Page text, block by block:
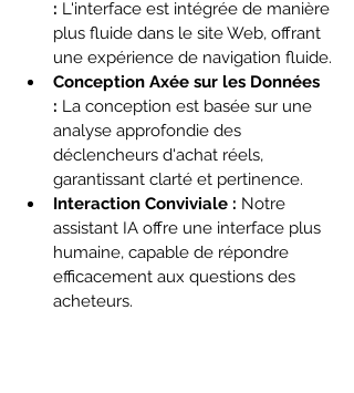
: L'interface est intégrée de manière
plus fluide dans le site Web, offrant
une expérience de navigation fluide.
Conception Axée sur les Données
: La conception est basée sur une
analyse approfondie des
déclencheurs d'achat réels,
garantissant clarté et pertinence.
Interaction Conviviale : Notre
assistant IA offre une interface plus
humaine, capable de répondre
efficacement aux questions des
acheteurs.